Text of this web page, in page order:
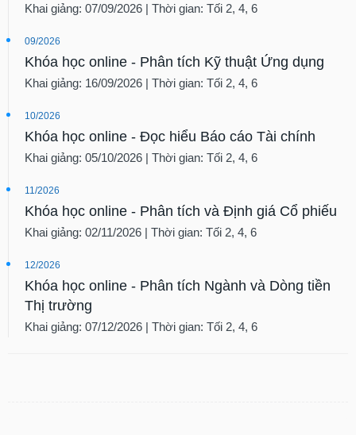
Khai giảng: 07/09/2026 | Thời gian: Tối 2, 4, 6
09/2026
Khóa học online - Phân tích Kỹ thuật Ứng dụng
Khai giảng: 16/09/2026 | Thời gian: Tối 2, 4, 6
10/2026
Khóa học online - Đọc hiểu Báo cáo Tài chính
Khai giảng: 05/10/2026 | Thời gian: Tối 2, 4, 6
11/2026
Khóa học online - Phân tích và Định giá Cổ phiếu
Khai giảng: 02/11/2026 | Thời gian: Tối 2, 4, 6
12/2026
Khóa học online - Phân tích Ngành và Dòng tiền
Thị trường
Khai giảng: 07/12/2026 | Thời gian: Tối 2, 4, 6